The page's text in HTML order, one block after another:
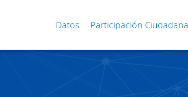
Datos Participación Ciudadana